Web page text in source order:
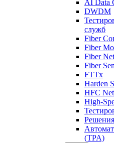
AI Data
DWDM
служб
Fiber
Fiber
Fiber
Fiber
FTTx
Harden
HFC
High-
(TPA)